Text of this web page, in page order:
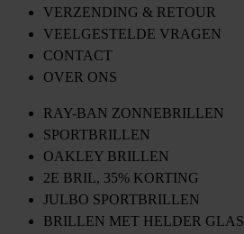
VERZENDING & RETOUR
VEELGESTELDE VRAGEN
CONTACT
OVER ONS
RAY-BAN ZONNEBRILLEN
SPORTBRILLEN
OAKLEY BRILLEN
2E BRIL, 35% KORTING
JULBO SPORTBRILLEN
BRILLEN MET HELDER GLAS